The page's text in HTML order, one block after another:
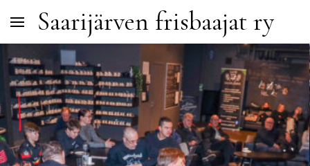
Saarijärven frisbaajat ry